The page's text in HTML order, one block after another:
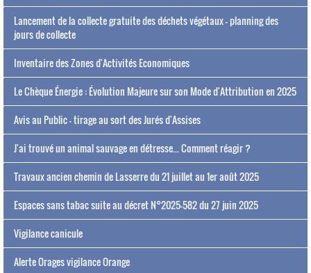
Lancement de la collecte gratuite des déchets végétaux - planning des
jours de collecte
Inventaire des Zones d'Activités Economiques
Le Chèque Énergie : Évolution Majeure sur son Mode d'Attribution en 2025
Avis au Public - tirage au sort des Jurés d'Assises
J'ai trouvé un animal sauvage en détresse... Comment réagir ?
Travaux ancien chemin de Lasserre du 21 juillet au 1er août 2025
Espaces sans tabac suite au décret N°2025-582 du 27 juin 2025
Vigilance canicule
Alerte Orages vigilance Orange